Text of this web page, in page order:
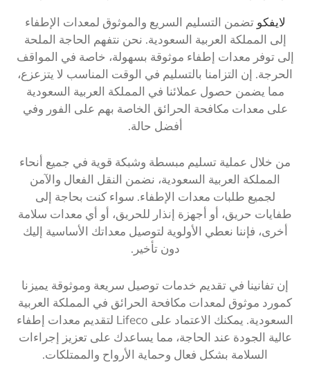
لايفكو تضمن التسليم السريع والموثوق لمعدات الإطفاء
إلى المملكة العربية السعودية. نحن نتفهم الحاجة الملحة
إلى توفر معدات إطفاء موثوقة بسهولة، خاصة في المواقف
الحرجة. إن التزامنا بالتسليم في الوقت المناسب لا يتزعزع،
مما يضمن حصول عملائنا في المملكة العربية السعودية
على معدات مكافحة الحرائق الخاصة بهم على الفور وفي
أفضل حالة.
من خلال عملية تسليم مبسطة وشبكة قوية في جميع أنحاء
المملكة العربية السعودية، نضمن النقل الفعال والآمن
لجميع طلبات معدات الإطفاء. سواء كنت بحاجة إلى
طفايات حريق، أو أجهزة إنذار للحريق، أو أي معدات سلامة
أخرى، فإننا نعطي الأولوية لتوصيل معداتك الأساسية إليك
دون تأخير.
إن تفانينا في تقديم خدمات توصيل سريعة وموثوقة يميزنا
كمورد موثوق لمعدات مكافحة الحرائق في المملكة العربية
السعودية. يمكنك الاعتماد على Lifeco لتقديم معدات إطفاء
عالية الجودة عند الحاجة، مما يساعدك على تعزيز إجراءات
السلامة بشكل فعال وحماية الأرواح والممتلكات.